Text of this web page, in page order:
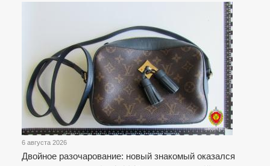
6 августа 2026
Двойное разочарование: новый знакомый оказался